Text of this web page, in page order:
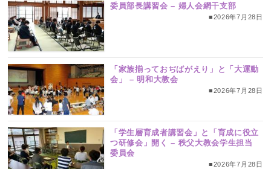
委員部長講習会 – 婦人会網干支部
■2026年7月28日
「家族揃っておぢばがえり」と「大運動
会」 – 明和大教会
■2026年7月28日
「学生層育成者講習会」と「育成に役立
つ研修会」開く – 秩父大教会学生担当
委員会
■2026年7月28日